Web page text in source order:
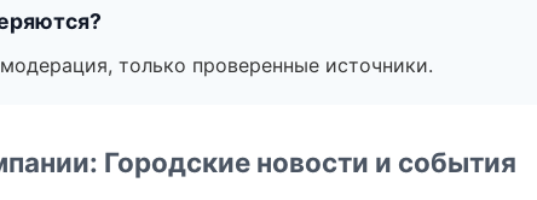
только проверенные источники.
Городские новости и события